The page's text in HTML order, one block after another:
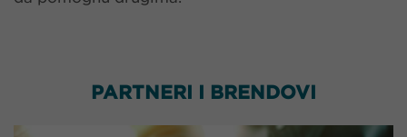
PARTNERI I BRENDOVI